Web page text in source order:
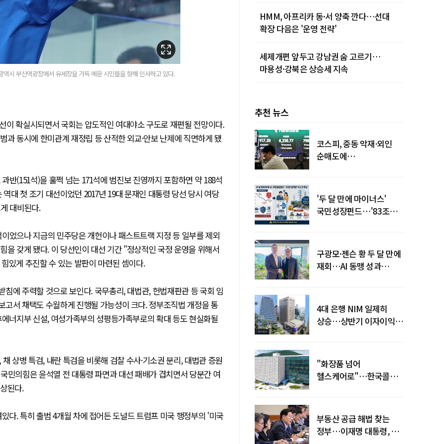
시 부산역광장에서 유세장을 가득 메운 시민들을 향해 인사하고 있다.
확실시되면서 국회는 압도적인 여대야소 구도로 재편될 전망이다.
동시에 한미관계 재정립 등 산적한 외교·안보 난제에 직면하게 됐
반(151석)을 훌쩍 넘는 171석에 범진보 진영까지 포함하면 약 188석
대 첫 조기 대선이었던 2017년 19대 문재인 대통령 당선 당시 여당
대비된다.
었으나 지금의 민주당은 개헌이나 패스트트랙 지정 등 일부를 제외
을 갖게 됐다. 이 당선인이 대선 기간 "정상적인 국정 운영을 위해서
있게 추진할 수 있는 발판이 마련된 셈이다.
에 주력할 것으로 보인다. 국무총리, 대법관, 헌법재판관 등 국회 임
서 채택도 수월하게 진행될 가능성이 크다. 정부조직법 개정을 통
너지부 신설, 여성가족부의 성평등가족부로의 확대 등도 현실화될
상병 특검, 내란 특검을 비롯해 검찰 수사·기소권 분리, 대법관 증원
민의힘은 윤석열 전 대통령 파면과 대선 패배가 겹치면서 당분간 여
된다.
다. 특히 출범 4개월 차에 접어든 도널드 트럼프 미국 행정부의 '미국
HMM, 아프리카 동·서 양축 깐다…선대
확장 다음은 '운영 전략'
세제개편 앞두고 강남권 숨 고르기…
마용성·강북은 상승세 지속
추천 뉴스
코스피, 중동 악재·외인
순매도에
'두 달 만에 마이너스'
국민성장펀드…'83조
구광모·젠슨 황 두 달 만에
재회…AI 동맹 성과
4대 은행 NIM 일제히
상승…상반기 이자이익
"화장품 넘어
헬스케어로"…한국콜마,
부동산 공급 해법 찾는
정부…이재명 대통령, 2차